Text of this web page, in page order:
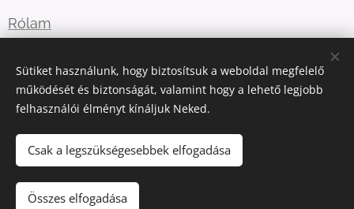
Rólam
E-mail: katart.elmenyfestes@gmail.com
Telefonszám:
Sütiket használunk, hogy biztosítsuk a weboldal megfelelő
működését és biztonságát, valamint hogy a lehető legjobb
felhasználói élményt kínáljuk Neked.
Csak a legszükségesebbek elfogadása
Összes elfogadása